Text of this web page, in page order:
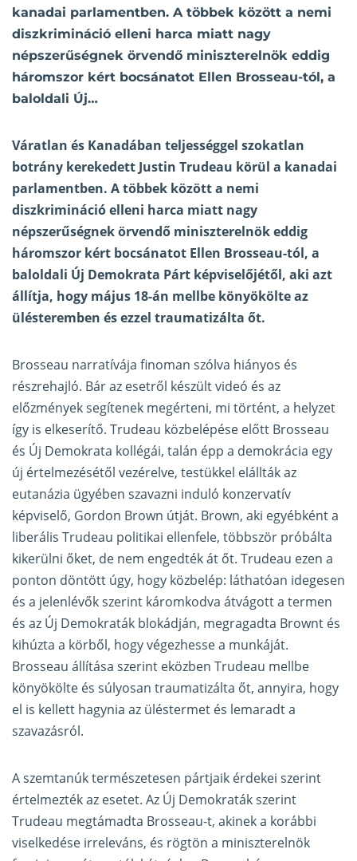
kanadai parlamentben. A többek között a nemi
diszkrimináció elleni harca miatt nagy
népszerűségnek örvendő miniszterelnök eddig
háromszor kért bocsánatot Ellen Brosseau-tól, a
baloldali Új…
Váratlan és Kanadában teljességgel szokatlan
botrány kerekedett Justin Trudeau körül a kanadai
parlamentben. A többek között a nemi
diszkrimináció elleni harca miatt nagy
népszerűségnek örvendő miniszterelnök eddig
háromszor kért bocsánatot Ellen Brosseau-tól, a
baloldali Új Demokrata Párt képviselőjétől, aki azt
állítja, hogy május 18-án mellbe könyökölte az
ülésteremben és ezzel traumatizálta őt.
Brosseau narratívája finoman szólva hiányos és
részrehajló. Bár az esetről készültvideó és az
előzmények segítenek megérteni, mi történt, a helyzet
így is elkeserítő. Trudeau közbelépése előtt Brosseau
és Új Demokrata kollégái, talán épp a demokrácia egy
új értelmezésétől vezérelve, testükkel elállták az
eutanázia ügyében szavazni induló konzervatív
képviselő, Gordon Brown útját. Brown, aki egyébként a
liberális Trudeau politikai ellenfele, többször próbálta
kikerülni őket, de nem engedték át őt. Trudeau ezen a
ponton döntött úgy, hogy közbelép: láthatóan idegesen
és a jelenlévők szerint káromkodva átvágott a termen
és az Új Demokraták blokádján, megragadta Brownt és
kihúzta a körből, hogy végezhesse a munkáját.
Brosseau állítása szerint eközben Trudeau mellbe
könyökölte és súlyosan traumatizálta őt, annyira, hogy
el is kellett hagynia az üléstermet és lemaradt a
szavazásról.
A szemtanúk természetesen pártjaik érdekei szerint
értelmezték az esetet. Az Új Demokraták szerint
Trudeau megtámadta Brosseau-t, akinek a korábbi
viselkedése irreleváns, és rögtön a miniszterelnök